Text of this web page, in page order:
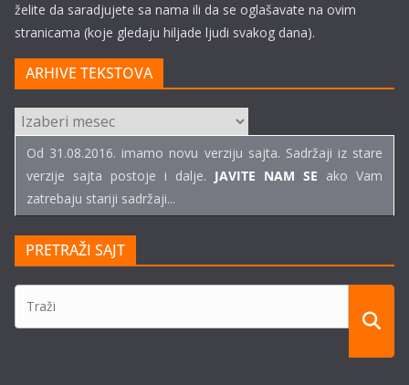
želite da saradjujete sa nama ili da se oglašavate na ovim
stranicama (koje gledaju hiljade ljudi svakog dana).
ARHIVE TEKSTOVA
ARHIVE
TEKSTOVA
Od 31.08.2016. imamo novu verziju sajta. Sadržaji iz stare
verzije sajta postoje i dalje. JAVITE NAM SE ako Vam
zatrebaju stariji sadržaji...
PRETRAŽI SAJT